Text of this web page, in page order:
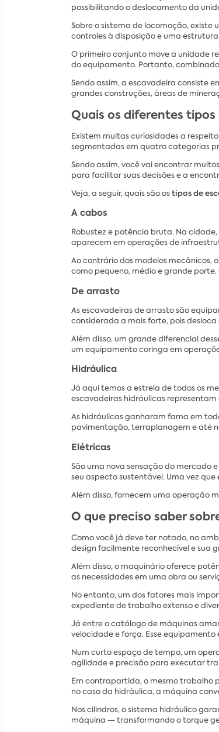
possibilitando o deslocamento da
Sobre o sistema de locomoção,
controles à disposição e uma
O primeiro conjunto move a unidade
do equipamento. Portanto,
Sendo assim, a escavadeira consiste
grandes construções, áreas de
Quais os diferentes
Existem muitas curiosidades a
segmentadas em quatro categorias
Sendo assim, você vai encontrar
para facilitar suas decisões e a
Veja, a seguir, quais são ostipos de
A cabos
Robustez e potência bruta. Na
aparecem em operações de
Ao contrário dos modelos mecânicos,
como pequeno, médio e grande
De arrasto
As escavadeiras de arrasto são
considerada a mais forte, pois
Além disso, um grande diferencial
um equipamento coringa em
Hidráulica
Já aqui temos a estrela de todos os
escavadeiras hidráulicas
As hidráulicas ganharam fama em
pavimentação, terraplanagem e até
Elétricas
São uma nova sensação do mercado
seu aspecto sustentável. Uma vez
Além disso, fornecem uma operação
O que preciso saber
Como você já deve ter notado, no
design facilmente reconhecível e sua
Além disso, o maquinário oferece
as necessidades em uma obra ou
No entanto, um dos fatores mais
expediente de trabalho extenso e
Já entre o catálogo de máquinas
velocidade e força. Esse
Num curto espaço de tempo, um
agilidade e precisão para executar
Em contrapartida, o mesmo trabalho
no caso da hidráulica, a máquina
Nos cilindros, o sistema hidráulico
máquina — transformando o torque